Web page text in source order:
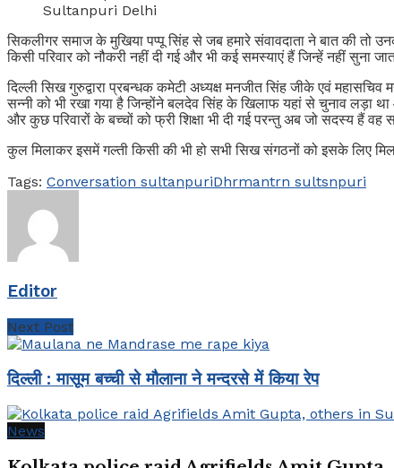
Sultanpuri Delhi
सिकलीगर समाज के मुखिया पप्पू सिंह से जब हमारे संवावदाता ने बात की तो
किसी परिवार को नौकरी नहीं दी गई और भी कई समस्याएं हैं जिन्हें नहीं सुना
दिल्ली सिख गुरुद्वारा प्रबन्धक कमेटी अध्यक्ष मनजीत सिंह जीके एवं
सन्नी को भी रखा गया है जिन्होंने बलदेव सिंह के खिलाफ यहां से चुनाव लड़ा
और कुछ परिवारों के बच्चों को फ्री शिक्षा भी दी गई परन्तु अब जो सदस्य हैं
कुल मिलाकर इसमें गल्ती किसी की भी हो सभी सिख संगठनों को इसके लिए
Tags: Conversation sultanpuriDhrmantrn sultsnpuri
Editor
Next Post
दिल्ली : मासूम बच्ची से मौलाना ने मन्दरसे में किया रेप
News